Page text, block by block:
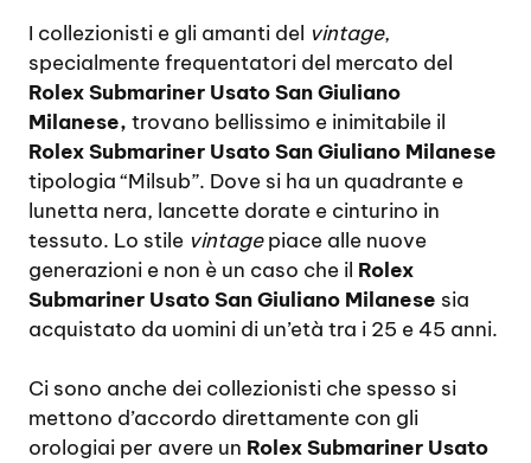
I collezionisti e gli amanti del vintage,
specialmente frequentatori del mercato del
Rolex Submariner Usato San Giuliano
Milanese, trovano bellissimo e inimitabile il
Rolex Submariner Usato San Giuliano Milanese
tipologia “Milsub”. Dove si ha un quadrante e
lunetta nera, lancette dorate e cinturino in
tessuto. Lo stile vintagepiace alle nuove
generazioni e non è un caso che il Rolex
Submariner Usato San Giuliano Milanese sia
acquistato da uomini di un’età tra i 25 e 45 anni.
Ci sono anche dei collezionisti che spesso si
mettono d’accordo direttamente con gli
orologiai per avere un Rolex Submariner Usato